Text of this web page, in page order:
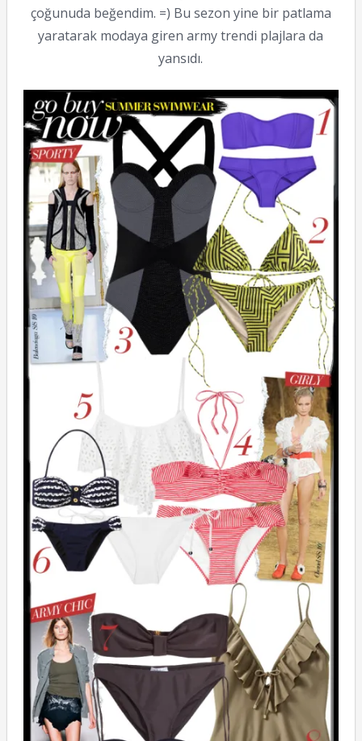
çoğunuda beğendim. =) Bu sezon yine bir patlama
yaratarak modaya giren army trendi plajlara da
yansıdı.